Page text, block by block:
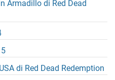
Armadillo di Red Dead
di Red Dead Redemption